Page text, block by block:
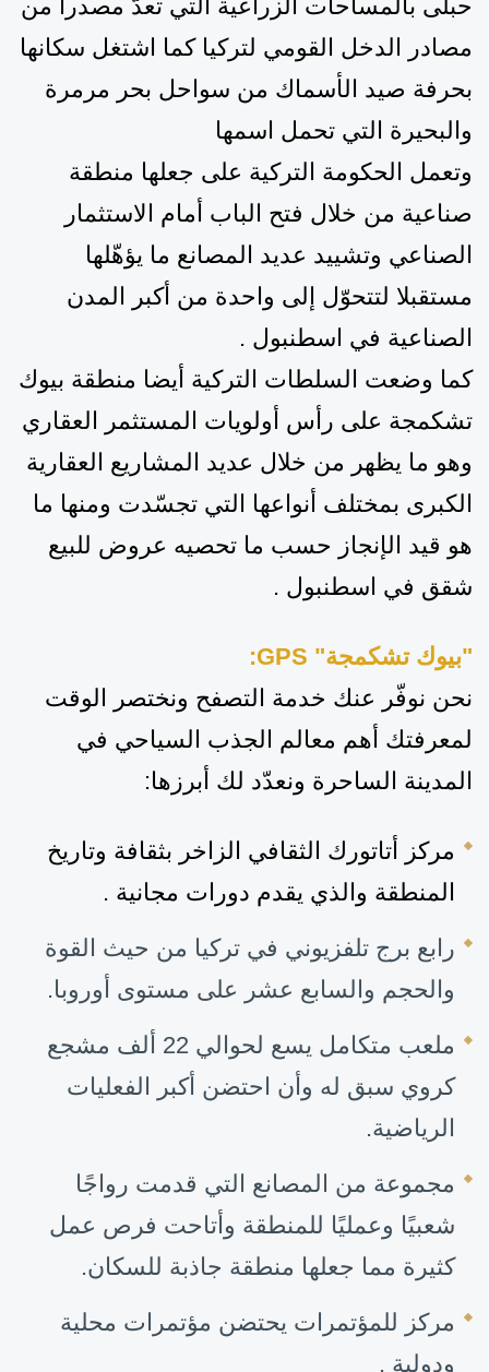
حبلى بالمساحات الزراعية التي تعدّ مصدرا من
مصادر الدخل القومي لتركيا كما اشتغل سكانها
بحرفة صيد الأسماك من سواحل بحر مرمرة
والبحيرة التي تحمل اسمها
وتعمل الحكومة التركية على جعلها منطقة
صناعية من خلال فتح الباب أمام الاستثمار
الصناعي وتشييد عديد المصانع ما يؤهّلها
مستقبلا لتتحوّل إلى واحدة من أكبر المدن
الصناعية في اسطنبول .
كما وضعت السلطات التركية أيضا منطقة بيوك
تشكمجة على رأس أولويات المستثمر العقار ي
وهو ما يظهر من خلال عديد المشاريع العقارية
الكبرى بمختلف أنواعها التي تجسّدت ومنها ما
هو قيد الإنجاز حسب ما تحصيه عروض للبيع
شقق في اسطنبول .
"بيوك تشكمجة"
GPS
:
نحن نوفّر عنك خدمة التصفح ونختصر الوقت
لمعرفتك أهم معالم الجذب السياحي في
المدينة الساحرة ونعدّد لك أبرزها:
مركز أتاتورك الثقافي الزاخر بثقافة وتاريخ
المنطقة والذي يقدم دورات مجانية .
رابع برج تلفزيوني في تركيا من حيث القوة
والحجم والسابع عشر على مستوى أوروبا.
ملعب متكامل يسع لحوالي 22 ألف مشجع
كروي سبق له وأن احتضن أكبر الفعليات
الرياضية.
مجموعة من المصانع التي قدمت رواجًا
شعبيًا وعمليًا للمنطقة وأتاحت فرص عمل
كثيرة مما جعلها منطقة جاذبة للسكان.
مركز للمؤتمرات يحتضن مؤتمرات محلية
ودولية .